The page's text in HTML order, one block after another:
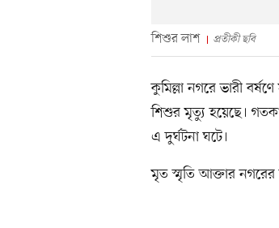
শিশুর লাশ প্রতীকী ছবি
কুমিল্লা নগরে ভারী
শিশুর মৃত্যু হয়েছে।
এ দুর্ঘটনা ঘটে।
মৃত স্মৃতি আক্তার নগরের